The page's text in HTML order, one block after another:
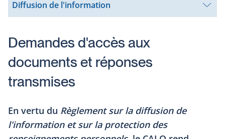
Diffusion de l'information
Ouvrir
le
Demandes d'accès aux
documents et réponses
transmises
En vertu du Règlement sur la diffusion de
l'information et sur la protection des